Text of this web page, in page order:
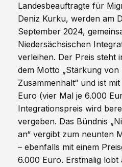
Landesbeauftragte für
Deniz Kurku, werden am
September 2024,
Niedersächsischen
verleihen. Der Preis steht
dem Motto „Stärkung von
Zusammenhalt“ und ist
Euro (vier Mal je 6.000
Integrationspreis wird
vergeben. Das Bündnis
an“ vergibt zum neunten
– ebenfalls mit einem
6.000 Euro. Erstmalig lobt